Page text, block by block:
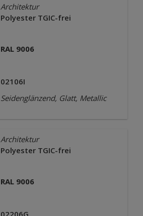
Architektur
Polyester TGIC-frei
RAL 9006
02106I
Seidenglänzend, Glatt, Metallic
Architektur
Polyester TGIC-frei
RAL 9006